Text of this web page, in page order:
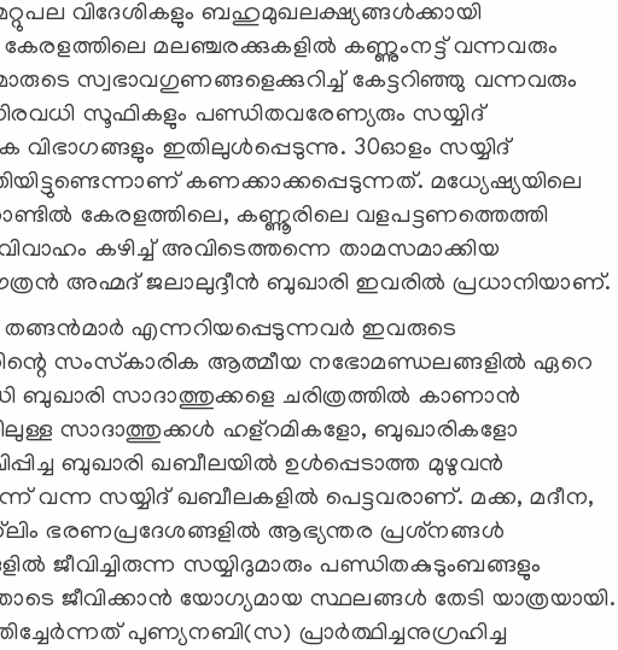
വിദേശികളും ബഹുമുഖലക്ഷ്യങ്ങള്‍ക്കായി
കേരളത്തിലെ മലഞ്ചരക്കുകളില്‍ കണ്ണുംനട്ട് വന്നവരും
സ്വഭാവഗുണങ്ങളെക്കുറിച്ച് കേട്ടറിഞ്ഞു വന്നവരും
സൂഫികളും പണ്ഡിതവരേണ്യരും സയ്യിദ്
ഇതിലുള്‍പ്പെടുന്നു. 30ഓളം സയ്യിദ്
കണക്കാക്കപ്പെടുന്നത്. മധ്യേഷ്യയിലെ
കേരളത്തിലെ, കണ്ണൂരിലെ വളപട്ടണത്തെത്തി
കഴിച്ച് അവിടെത്തന്നെ താമസമാക്കിയ
അഹ്മദ് ജലാലുദ്ദീന്‍ ബുഖാരി ഇവരില്‍ പ്രധാനിയാണ്.
എന്നറിയപ്പെടുന്നവര്‍ ഇവരുടെ
സംസ്‌കാരിക ആത്മീയ നഭോമണ്ഡലങ്ങളില്‍ ഏറെ
ബുഖാരി സാദാത്തുക്കളെ ചരിത്രത്തില്‍ കാണാന്‍
സാദാത്തുക്കള്‍ ഹള്‌റമികളോ, ബുഖാരികളോ
ബുഖാരി ഖബീലയില്‍ ഉള്‍പ്പെടാത്ത മുഴുവന്‍
വന്ന സയ്യിദ് ഖബീലകളില്‍ പെട്ടവരാണ്. മക്ക, മദീന,
ഭരണപ്രദേശങ്ങളില്‍ ആഭ്യന്തര പ്രശ്‌നങ്ങള്‍
ജീവിച്ചിരുന്ന സയ്യിദുമാരും പണ്ഡിതകുടുംബങ്ങളും
ജീവിക്കാന്‍ യോഗ്യമായ സ്ഥലങ്ങള്‍ തേടി യാത്രയായി.
പുണ്യനബി(സ) പ്രാര്‍ത്ഥിച്ചനുഗ്രഹിച്ച